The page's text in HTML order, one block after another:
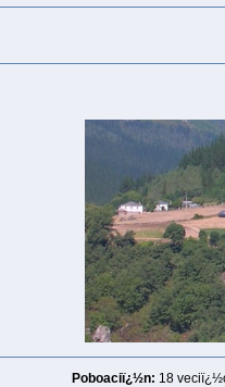
Poboaciï¿½n: 18